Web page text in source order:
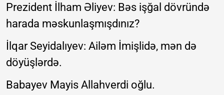
Prezident İlham Əliyev: Bəs işğal dövründə
harada məskunlaşmışdınız?
İlqar Seyidalıyev: Ailəm İmişlidə, mən də
döyüşlərdə.
Babayev Mayis Allahverdi oğlu.